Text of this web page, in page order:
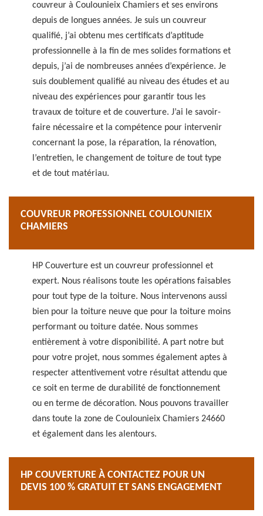
couvreur à Coulounieix Chamiers et ses environs
depuis de longues années. Je suis un couvreur
qualifié, j’ai obtenu mes certificats d’aptitude
professionnelle à la fin de mes solides formations et
depuis, j’ai de nombreuses années d’expérience. Je
suis doublement qualifié au niveau des études et au
niveau des expériences pour garantir tous les
travaux de toiture et de couverture. J’ai le savoir-
faire nécessaire et la compétence pour intervenir
concernant la pose, la réparation, la rénovation,
l’entretien, le changement de toiture de tout type
et de tout matériau.
COUVREUR PROFESSIONNEL COULOUNIEIX
CHAMIERS
HP Couverture est un couvreur professionnel et
expert. Nous réalisons toute les opérations faisables
pour tout type de la toiture. Nous intervenons aussi
bien pour la toiture neuve que pour la toiture moins
performant ou toiture datée. Nous sommes
entièrement à votre disponibilité. A part notre but
pour votre projet, nous sommes également aptes à
respecter attentivement votre résultat attendu que
ce soit en terme de durabilité de fonctionnement
ou en terme de décoration. Nous pouvons travailler
dans toute la zone de Coulounieix Chamiers 24660
et également dans les alentours.
HP COUVERTURE À CONTACTEZ POUR UN
DEVIS 100 % GRATUIT ET SANS ENGAGEMENT